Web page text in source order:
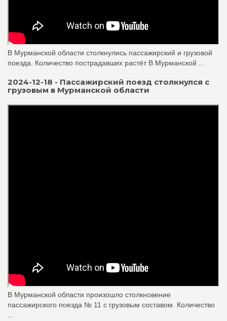
В Мурманской области столкнулись пассажирский и грузовой
поезда. Количество пострадавших растёт В Мурманской ...
2024-12-18 - Пассажирский поезд столкнулся с
грузовым в Мурманской области
В Мурманской области произошло столкновение
пассажирского поезда № 11 с грузовым составом. Количество